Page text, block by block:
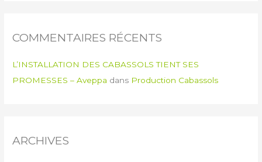
COMMENTAIRES RÉCENTS
L’INSTALLATION DES CABASSOLS TIENT SES
PROMESSES – Aveppa dans Production Cabassols
ARCHIVES